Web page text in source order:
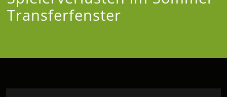
Transferfenster